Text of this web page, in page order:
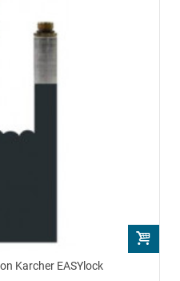
Karcher EASYlock